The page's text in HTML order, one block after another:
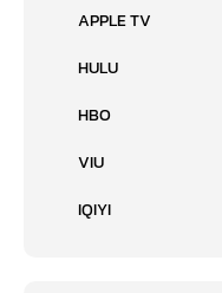
APPLE TV
HULU
HBO
VIU
IQIYI